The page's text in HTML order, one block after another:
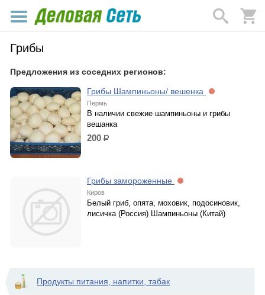
Грибы
Предложения из соседних регионов:
Грибы Шампиньоны/ вешенка
Пермь
В наличии свежие шампиньоны и грибы
вешанка
200 р.
Грибы замороженные
Киров
Белый гриб, опята, моховик, подосиновик,
лисичка (Россия) Шампиньоны (Китай)
Продукты питания, напитки, табак